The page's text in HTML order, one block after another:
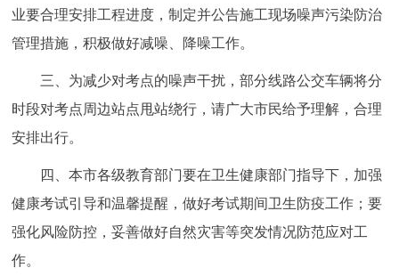
绿色北京 图说北京 视频北京
ENGLISH 한국어 日本語
DEUTSCH FRANÇAIS РУССКИЙ ЯЗЫК
业要合理安排工程进度，制定并公告施工现场噪声污染防治
管理措施，积极做好减噪、降噪工作。
三、为减少对考点的噪声干扰，部分线路公交车辆将分
时段对考点周边站点甩站绕行，请广大市民给予理解，合理
安排出行。
四、本市各级教育部门要在卫生健康部门指导下，加强
健康考试引导和温馨提醒，做好考试期间卫生防疫工作；要
强化风险防控，妥善做好自然灾害等突发情况防范应对工
作。